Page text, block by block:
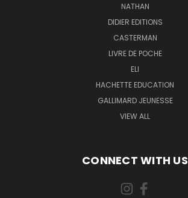
NATHAN
DIDIER EDITIONS
CASTERMAN
LIVRE DE POCHE
ELI
HACHETTE EDUCATION
GALLIMARD JEUNESSE
VIEW ALL
CONNECT WITH US